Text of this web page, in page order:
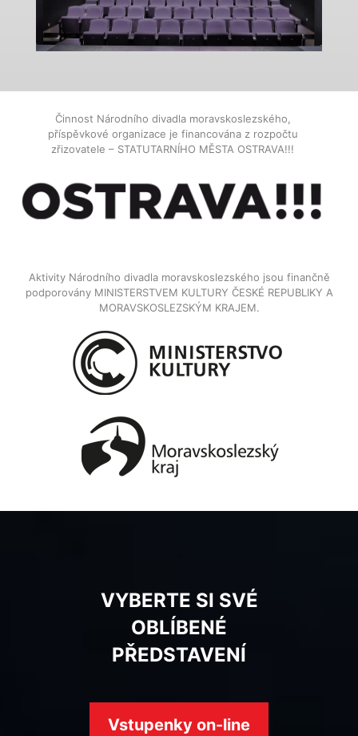
Činnost Národního divadla moravskoslezského,
příspěvkové organizace je financována z rozpočtu
zřizovatele – STATUTARNÍHO MĚSTA OSTRAVA!!!
Aktivity Národního divadla moravskoslezského jsou finančně
podporovány MINISTERSTVEM KULTURY ČESKÉ REPUBLIKY A
MORAVSKOSLEZSKÝM KRAJEM.
VYBERTE SI SVÉ
OBLÍBENÉ
PŘEDSTAVENÍ
Vstupenky on-line